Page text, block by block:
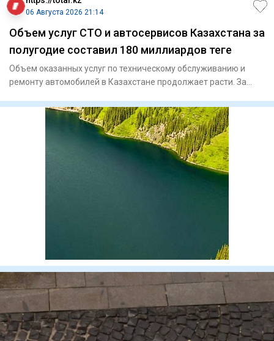
06 Августа 2026 21:14
Объем услуг СТО и автосервисов Казахстана за
полугодие составил 180 миллиардов теңге
Объем оказанных услуг по техническому обслуживанию и
ремонту автомобилей в Казахстане продолжает расти. За